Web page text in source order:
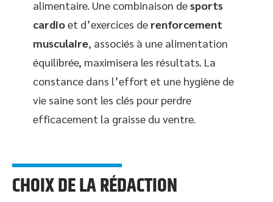
alimentaire. Une combinaison desports
cardioet d’exercices de renforcement
musculaire, associés à une alimentation
équilibrée, maximisera les résultats. La
constance dans l’effort et une hygiène de
vie saine sont les clés pour perdre
efficacement la graisse du ventre.
CHOIX DE LA RÉDACTION